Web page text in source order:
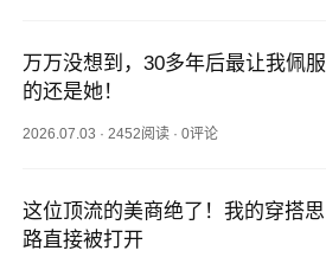
万万没想到，30多年后最让我佩服
的还是她！
2026.07.03 ·2452阅读 ·0评论
这位顶流的美商绝了！我的穿搭思
路直接被打开